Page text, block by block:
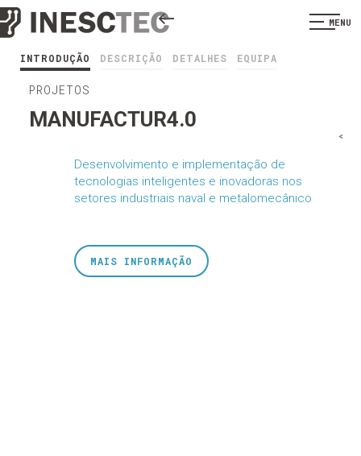
MENU
INTRODUÇÃO DESCRIÇÃO DETALHES EQUIPA
PROJETOS
MANUFACTUR4.0
Desenvolvimento e implementação de
tecnologias inteligentes e inovadoras nos
setores industriais naval e metalomecânico
<
MAIS INFORMAÇÃO